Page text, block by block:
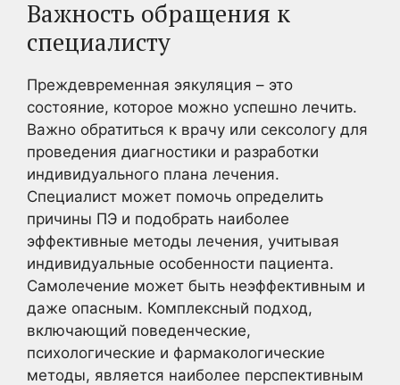
Важность обращения к
специалисту
Преждевременная эякуляция – это
состояние, которое можно успешно лечить.
Важно обратиться к врачу или сексологу для
проведения диагностики и разработки
индивидуального плана лечения.
Специалист может помочь определить
причины ПЭ и подобрать наиболее
эффективные методы лечения, учитывая
индивидуальные особенности пациента.
Самолечение может быть неэффективным и
даже опасным. Комплексный подход,
включающий поведенческие,
психологические и фармакологические
методы, является наиболее перспективным